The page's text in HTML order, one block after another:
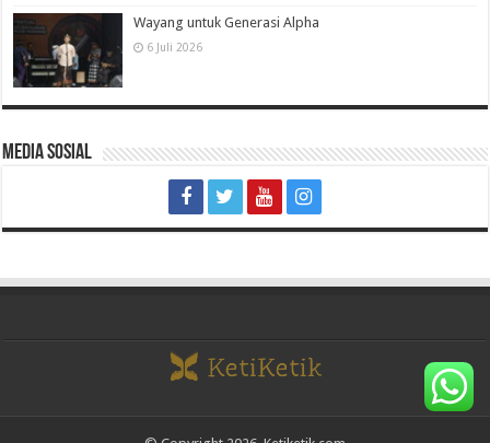
Wayang untuk Generasi Alpha
6 Juli 2026
Media Sosial